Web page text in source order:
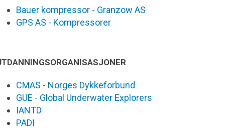
Bauer kompressor - Granzow AS
GPS AS - Kompressorer
CMAS - Norges Dykkeforbund
GUE - Global Underwater Explorers
IANTD
PADI